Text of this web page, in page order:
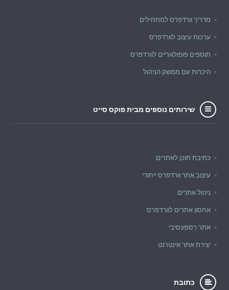
מדריך וורדפרס למתחילים
ערכות עיצוב לוורדפרס
תוספים פופולאריים לוורדפרס
היכרות עם ממשק הניהול
שירותים נוספים מבית פוקס סייט
כתיבת תוכן לאתרים
עיצוב אתר וורדפרס ייחודי
ניהול אתרים
אחסון אתרים לוורדפרס
אתר רספונסיבי
יצירת אתר אינטרנט
כתובת